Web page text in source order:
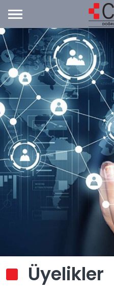
Üyelikler